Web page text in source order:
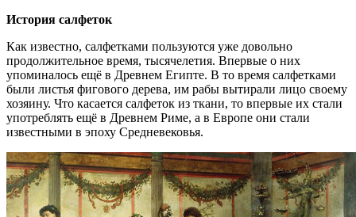
История салфеток
Как известно, салфетками пользуются уже довольно
продолжительное время, тысячелетия. Впервые о них
упоминалось ещё в Древнем Египте. В то время салфетками
были листья фигового дерева, им рабы вытирали лицо своему
хозяину. Что касается салфеток из ткани, то впервые их стали
употреблять ещё в Древнем Риме, а в Европе они стали
известными в эпоху Средневековья.